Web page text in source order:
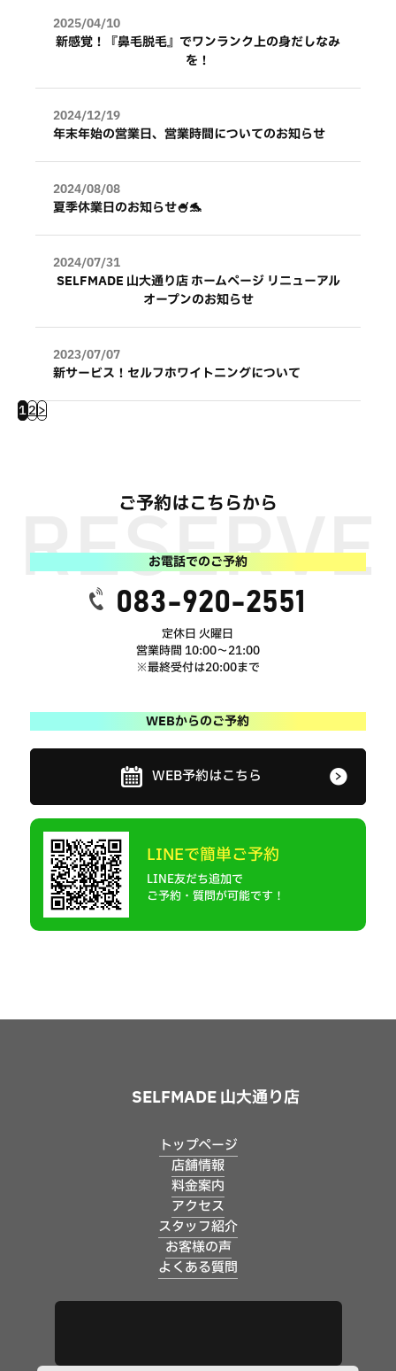
2025/04/10
新感覚！『鼻毛脱毛』でワンランク上の身だしなみ
を！
2024/12/19
年末年始の営業日、営業時間についてのお知らせ
2024/08/08
夏季休業日のお知らせ🍧‪🐬
2024/07/31
SELFMADE 山大通り店 ホームページ リニューアル
オープンのお知らせ
2023/07/07
新サービス！セルフホワイトニングについて
12>
ご予約はこちらから
お電話でのご予約
083-920-2551
定休日 火曜日
営業時間 10:00～21:00
※最終受付は20:00まで
WEBからのご予約
WEB予約はこちら
LINEで簡単ご予約
LINE友だち追加で
ご予約・質問が可能です！
SELFMADE 山大通り店
トップページ
店舗情報
料金案内
アクセス
スタッフ紹介
お客様の声
よくある質問